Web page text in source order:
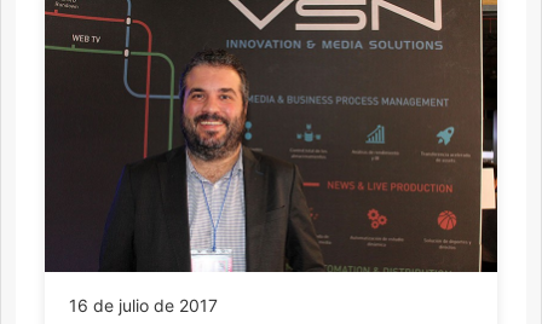
16 de julio de 2017